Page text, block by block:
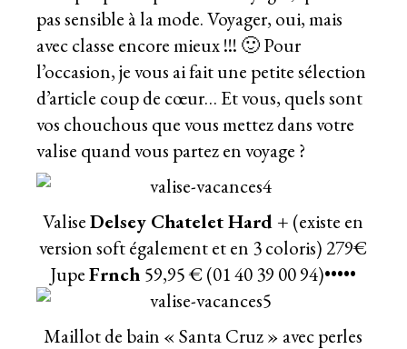
pas sensible à la mode. Voyager, oui, mais
avec classe encore mieux !!! 🙂 Pour
l’occasion, je vous ai fait une petite sélection
d’article coup de cœur… Et vous, quels sont
vos chouchous que vous mettez dans votre
valise quand vous partez en voyage ?
ValiseDelsey Chatelet Hard + (existe en
version soft également et en 3 coloris) 279€
JupeFrnch 59,95 € (01 40 39 00 94)•••••
Maillot de bain « Santa Cruz » avec perles